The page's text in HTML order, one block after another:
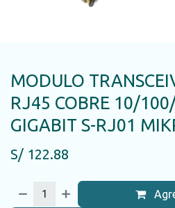
MODULO
RJ45 COBRE 10/
GIGABIT S-RJ01
S/ 122.88